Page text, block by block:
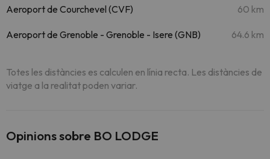
Aeroport de Courchevel (CVF) 60 km
Aeroport de Grenoble - Grenoble - Isere (GNB) 64.6 km
Totes les distàncies es calculen en línia recta. Les distàncies de
viatge a la realitat poden variar.
Opinions sobre BO LODGE